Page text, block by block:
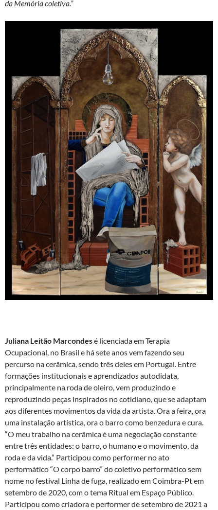
da Memória coletiva.”
Juliana Leitão Marcondesé licenciada em Terapia
Ocupacional, no Brasil e há sete anos vem fazendo seu
percurso na cerâmica, sendo três deles em Portugal. Entre
formações institucionais e aprendizados autodidata,
principalmente na roda de oleiro, vem produzindo e
reproduzindo peças inspirados no cotidiano, que se adaptam
aos diferentes movimentos da vida da artista. Ora a feira, ora
uma instalação artística, ora o barro como benzedura e cura.
“O meu trabalho na cerâmica é uma negociação constante
entre três entidades: o barro, o humano e o movimento, da
roda e da vida.” Participou como performer no ato
performático “O corpo barro” do coletivo performático sem
nome no festival Linha de fuga, realizado em Coimbra-Pt em
setembro de 2020, com o tema Ritual em Espaço Público.
Participou como criadora e performer de setembro de 2021 a